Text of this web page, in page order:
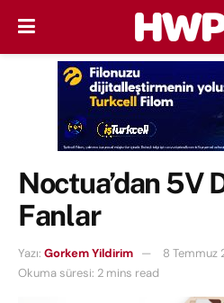
Noctua’dan 5V
Fanlar
Yazı: Gorkem Yildirim
8 Temmuz
Okuma süresi: 2 mins read